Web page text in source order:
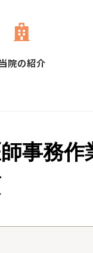
当院の紹介
師事務